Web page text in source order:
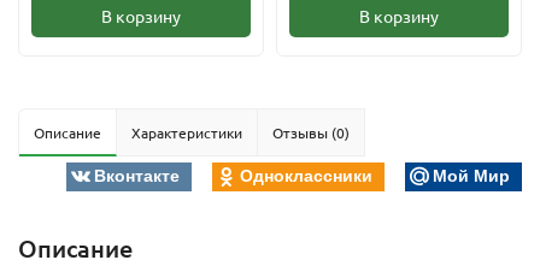
В корзину В корзину
Описание Характеристики Отзывы (0)
Вконтакте Одноклассники Мой Мир
Описание